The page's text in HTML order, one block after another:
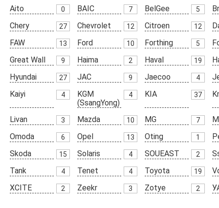
Aito 0 BAIC 7 BelGee 5
Chery
27 Chevrolet 12 Citroen 12
FAW
13 Ford 10 Forthing 5
Great Wall
9 Haima 2 Haval 19
Hyundai
27 JAC 9 Jaecoo 4
Kaiyi
4
KGM
(SsangYong)
4 KIA 37
Livan 3 Mazda 10 MG 7
Omoda
6 Opel 13 Oting 1
Skoda
15 Solaris 4 SOUEAST 2
Tank
4 Tenet 4 Toyota 19
XCITE
2 Zeekr 3 Zotye 2